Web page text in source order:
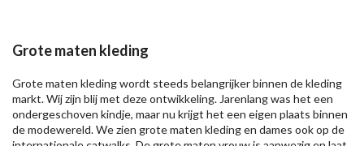
Grote maten kleding
Grote maten kleding wordt steeds belangrijker binnen de kleding
markt. Wij zijn blij met deze ontwikkeling. Jarenlang was het een
ondergeschoven kindje, maar nu krijgt het een eigen plaats binnen
de modewereld. We zien grote maten kleding en dames ook op de